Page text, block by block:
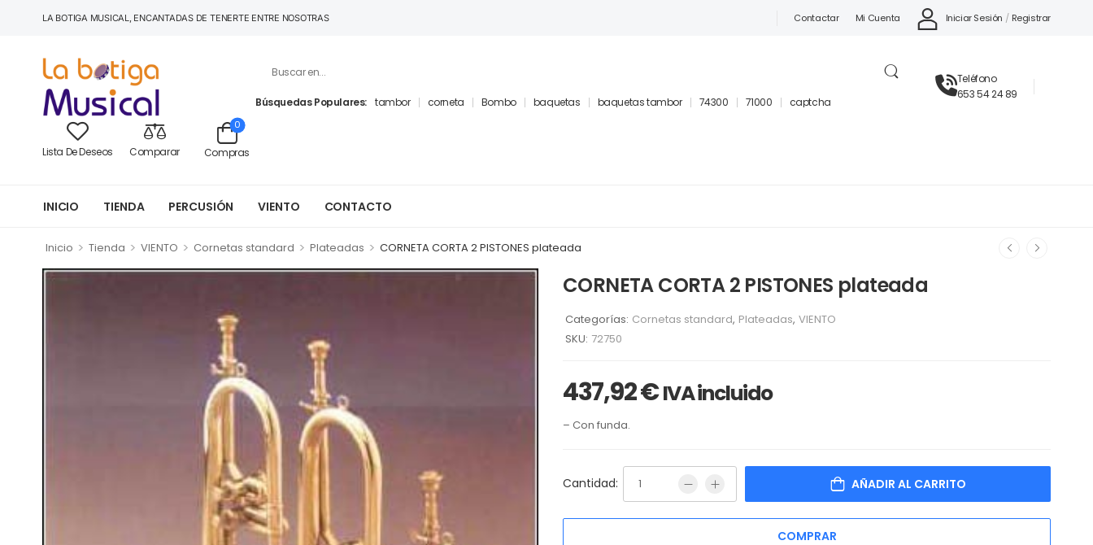
LA BOTIGA MUSICAL, ENCANTADAS DE TENERTE ENTRE NOSOTRAS Contactar Mi Cuenta Iniciar Sesión / Registrar
Búsquedas Populares: tambor corneta Bombo baquetas baquetas tambor 74300 71000 captcha
Teléfono
653 54 24 89
Lista De Deseos Comparar Compras
0
INICIO TIENDA PERCUSIÓN VIENTO CONTACTO
Inicio > Tienda > VIENTO > Cornetas standard > Plateadas > CORNETA CORTA 2 PISTONES plateada
CORNETA CORTA 2 PISTONES plateada
Categorías: Cornetas standard, Plateadas, VIENTO
SKU: 72750
437,92€ IVA incluido
– Con funda.
Cantidad: AÑADIR AL CARRITO
COMPRAR